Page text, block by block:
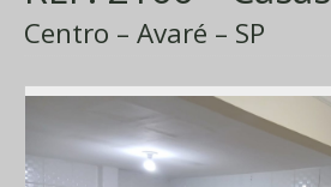
Centro – Avaré – SP